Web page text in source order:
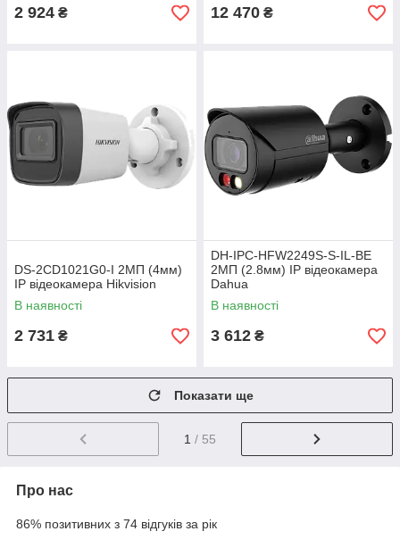
2 924 ₴ 12 470 ₴
DS-2CD1021G0-I 2МП (4мм)
IP відеокамера Hikvision
В наявності
2 731 ₴
DH-IPC-HFW2249S-S-IL-BE
2МП (2.8мм) IP відеокамера
Dahua
В наявності
3 612 ₴
Показати ще
1 / 55
Про нас
86% позитивних з 74 відгуків за рік